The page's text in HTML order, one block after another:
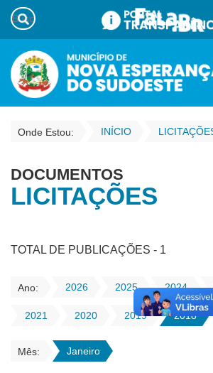
Onde Estou: INÍCIO
DOCUMENTOS
LICITAÇÕES
TOTAL DE PUBLICAÇÕES - 1
Ano: 2026 2025 2024
2021 2020 2019 2018
Mês: Janeiro